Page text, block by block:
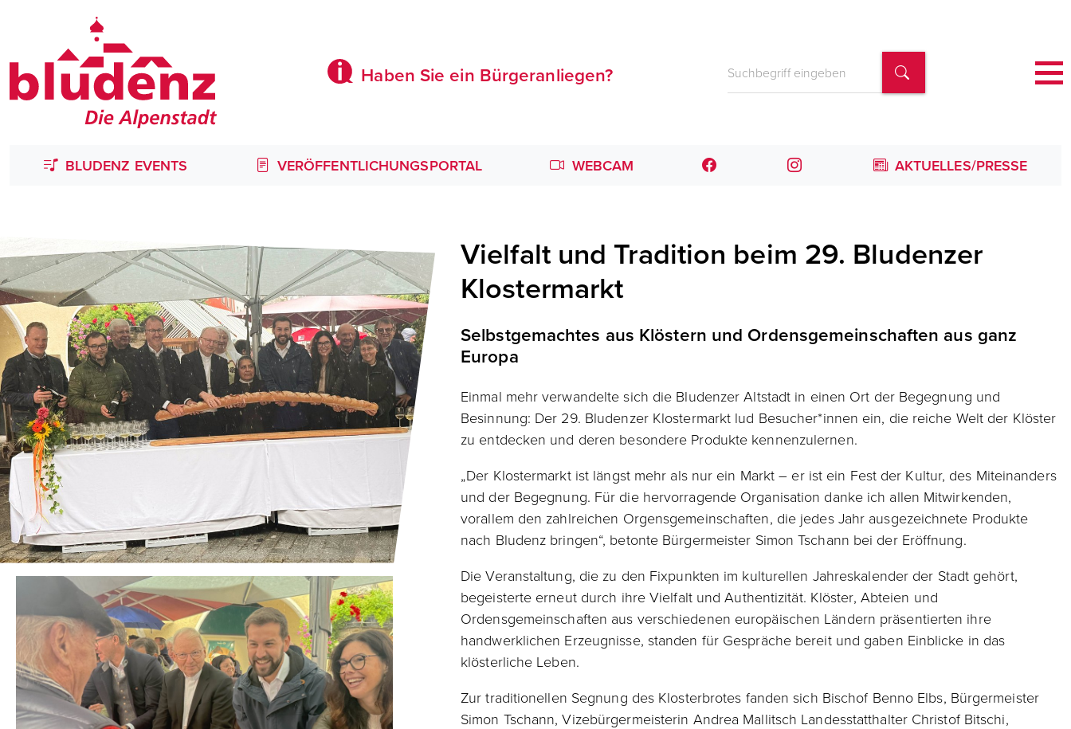
Haben Sie ein Bürgeranliegen?
BLUDENZ EVENTS VERÖFFENTLICHUNGSPORTAL WEBCAM AKTUELLES/PRESSE
Vielfalt und Tradition beim 29. Bludenzer
Klostermarkt
Selbstgemachtes aus Klöstern und Ordensgemeinschaften aus ganz
Europa
Einmal mehr verwandelte sich die Bludenzer Altstadt in einen Ort der Begegnung und
Besinnung: Der 29. Bludenzer Klostermarkt lud Besucher*innen ein, die reiche Welt der Klöster
zu entdecken und deren besondere Produkte kennenzulernen.
„Der Klostermarkt ist längst mehr als nur ein Markt – er ist ein Fest der Kultur, des Miteinanders
und der Begegnung. Für die hervorragende Organisation danke ich allen Mitwirkenden,
vorallem den zahlreichen Orgensgemeinschaften, die jedes Jahr ausgezeichnete Produkte
nach Bludenz bringen“, betonte Bürgermeister Simon Tschann bei der Eröffnung.
Die Veranstaltung, die zu den Fixpunkten im kulturellen Jahreskalender der Stadt gehört,
begeisterte erneut durch ihre Vielfalt und Authentizität. Klöster, Abteien und
Ordensgemeinschaften aus verschiedenen europäischen Ländern präsentierten ihre
handwerklichen Erzeugnisse, standen für Gespräche bereit und gaben Einblicke in das
klösterliche Leben.
Zur traditionellen Segnung des Klosterbrotes fanden sich Bischof Benno Elbs, Bürgermeister
Simon Tschann, Vizebürgermeisterin Andrea Mallitsch Landesstatthalter Christof Bitschi,